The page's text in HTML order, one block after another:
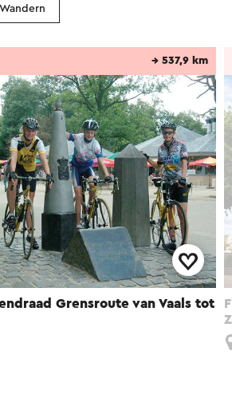
Wandern
Grensroute van Vaals tot
→ 537,9 km